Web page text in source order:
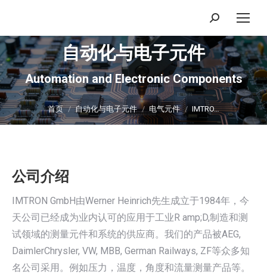
搜
索：
自动化与电子元件
Automation and Electronic Components
你在这里：
首页 自动化与电子元件 电气元件 IMTRO…
公司介绍
IMTRON GmbH由Werner Heinrich先生成立于1984年，今
天公司已经成为业内认可的应用于工业R amp;D,制造和测
试领域的测量元件和系统的供应商。我们的产品被AEG,
DaimlerChrysler, VW, MBB, German Railways, ZF等众多知
名公司采用。例如压力，温度，角度和流量测量产品等。